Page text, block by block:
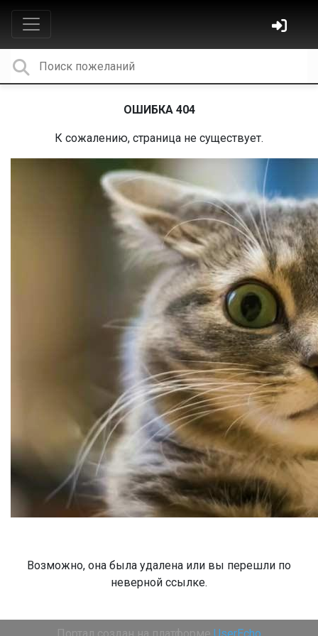
ОШИБКА 404
К сожалению, страница не существует.
Возможно, она была удалена или вы перешли по
неверной ссылке.